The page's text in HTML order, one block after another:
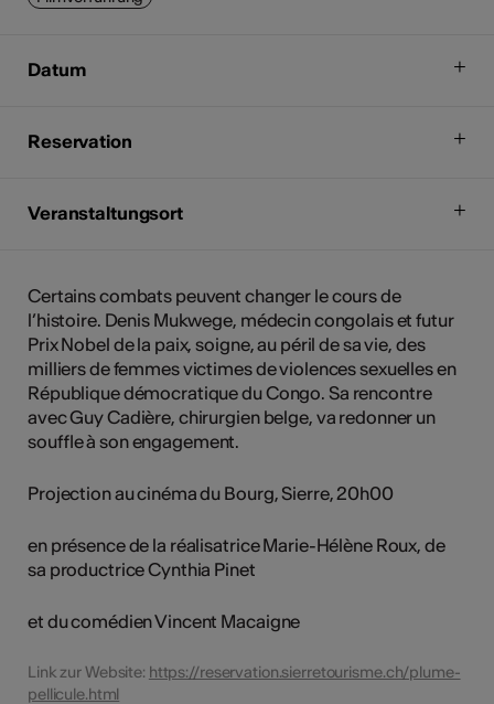
Datum
Reservation
Veranstaltungsort
Certains combats peuvent changer le cours de
l’histoire. Denis Mukwege, médecin congolais et futur
Prix Nobel de la paix, soigne, au péril de sa vie, des
milliers de femmes victimes de violences sexuelles en
République démocratique du Congo. Sa rencontre
avec Guy Cadière, chirurgien belge, va redonner un
souffle à son engagement.
Projection au cinéma du Bourg, Sierre, 20h00
en présence de la réalisatrice Marie-Hélène Roux, de
sa productrice Cynthia Pinet
et du comédien Vincent Macaigne
Link zur Website: https://reservation.sierretourisme.ch/plume-
pellicule.html